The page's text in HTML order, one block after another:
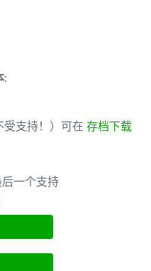
:
受支持！）可在 存档下载
一个支持